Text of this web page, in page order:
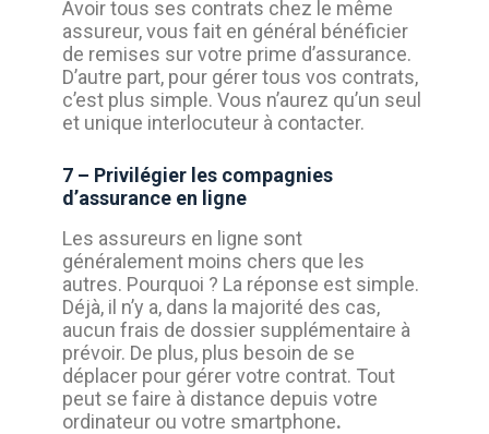
Avoir tous ses contrats chez le même
assureur, vous fait en général bénéficier
de remises sur votre prime d’assurance.
D’autre part, pour gérer tous vos contrats,
c’est plus simple. Vous n’aurez qu’un seul
et unique interlocuteur à contacter.
7 – Privilégier les compagnies
d’assurance en ligne
Les assureurs en ligne sont
généralement moins chers que les
autres. Pourquoi ? La réponse est simple.
Déjà, il n’y a, dans la majorité des cas,
aucun frais de dossier supplémentaire à
prévoir. De plus, plus besoin de se
déplacer pour gérer votre contrat. Tout
peut se faire à distance depuis votre
ordinateur ou votre smartphone.